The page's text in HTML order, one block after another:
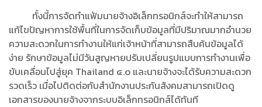
ทั้งนี้การจัดทำแฟ้มนายจ้างอิเล็กทรอนิกส์จะทำให้สามารถ
แก้ไขปัญหาการใช้พื้นที่ในการจัดเก็บข้อมูลที่มีปริมาณมากอำนวย
ความสะดวกในการทำงานให้แก่เจ้าหน้าที่สามารถสืบค้นข้อมูลได้
ง่าย รักษาข้อมูลไม่มีวันสูญหายปรับเปลี่ยนรูปแบบการทำงานเพื่อ
ขับเคลื่อนไปสู่ยุค Thailand ๔.๐ และนายจ้างจะได้รับความสะดวก
รวดเร็ว เมื่อไปติดต่อกับสำนักงานประกันสังคมสามารถเปิดดู
เอกสารของนายจ้างจากระบบอิเล็กทรอนิกส์ได้ทันที